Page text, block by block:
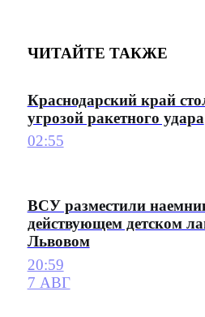
ЧИТАЙТЕ ТАКЖЕ
Краснодарский край
угрозой ракетного удара
02:55
ВСУ разместили
действующем детском
Львовом
20:59
7 АВГ